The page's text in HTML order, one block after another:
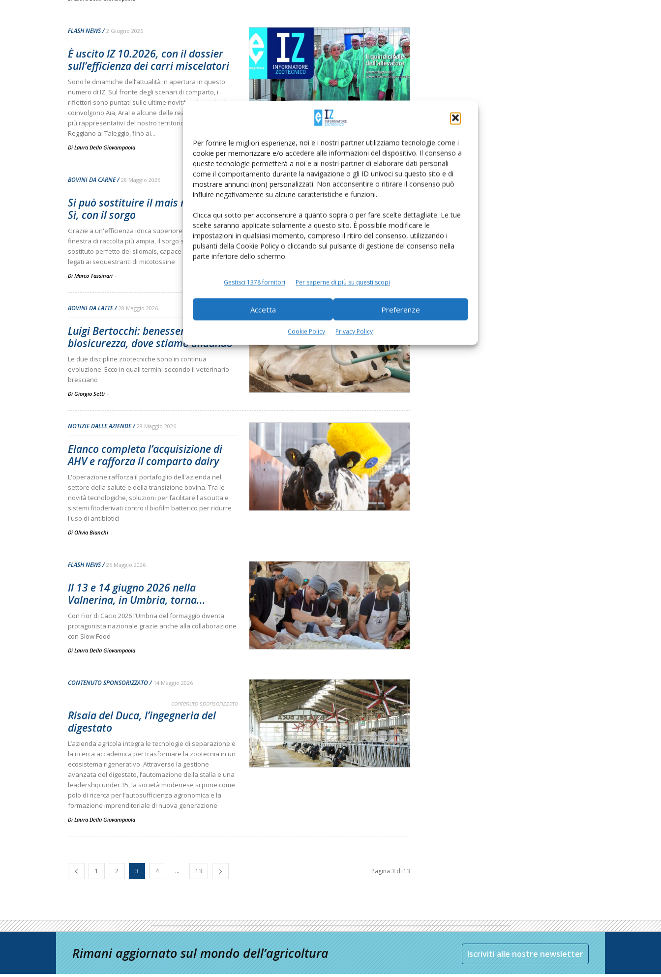
Per fornire le migliori esperienze, noi e i nostri partner utilizziamo tecnologie come i
cookie per memorizzare e/o accedere alle informazioni del dispositivo. Il consenso a
queste tecnologie permetterà a noi e ai nostri partner di elaborare dati personali
come il comportamento durante la navigazione o gli ID univoci su questo sito e di
mostrare annunci (non) personalizzati. Non acconsentire o ritirare il consenso può
influire negativamente su alcune caratteristiche e funzioni.
Clicca qui sotto per acconsentire a quanto sopra o per fare scelte dettagliate. Le tue
scelte saranno applicate solamente a questo sito. È possibile modificare le
impostazioni in qualsiasi momento, compreso il ritiro del consenso, utilizzando i
pulsanti della Cookie Policy o cliccando sul pulsante di gestione del consenso nella
parte inferiore dello schermo.
Gestisci 1378 fornitori Per saperne di più su questi scopi
Accetta Preferenze
Cookie Policy Privacy Policy
FLASH NEWS 2 Giugno 2026
È uscito IZ 10.2026, con il dossier
sull’efficienza dei carri miscelatori
Sono le dinamiche dell’attualità in apertura in questo
numero di IZ. Sul fronte degli scenari di comparto, i
riflettori sono puntati sulle ultime novità e strategie che
coinvolgono Aia, Aral e alcune delle realtà e dei prodotti
più rappresentativi del nostro territorio, dal Parmigiano
Reggiano al Taleggio, fino ai...
Di Laura Della Giovampaola
BOVINI DA CARNE 28 Maggio 2026
Si può sostituire il mais nelle diete?
Sì, con il sorgo
Grazie a un'efficienza idrica superiore del 40% e a una
finestra di raccolta più ampia, il sorgo si dimostra un
sostituto perfetto del silomais, capace di azzerare i costi
legati ai sequestranti di micotossine
Di Marco Tassinari -
BOVINI DA LATTE 28 Maggio 2026
Luigi Bertocchi: benessere e
biosicurezza, dove stiamo andando
Le due discipline zootecniche sono in continua
evoluzione. Ecco in quali termini secondo il veterinario
bresciano
Di Giorgio Setti -
NOTIZIE DALLE AZIENDE 28 Maggio 2026
Elanco completa l’acquisizione di
AHV e rafforza il comparto dairy
L'operazione rafforza il portafoglio dell'azienda nel
settore della salute e della transizione bovina. Tra le
novità tecnologiche, soluzioni per facilitare l'asciutta e
sistemi fitoderivati contro il biofilm batterico per ridurre
l'uso di antibiotici
Di Olivia Bianchi -
FLASH NEWS 25 Maggio 2026
Il 13 e 14 giugno 2026 nella
Valnerina, in Umbria, torna...
Con Fior di Cacio 2026 l’Umbria del formaggio diventa
protagonista nazionale grazie anche alla collaborazione
con Slow Food
Di Laura Della Giovampaola
CONTENUTO SPONSORIZZATO 14 Maggio 2026
contenuto sponsorizzato
Risaia del Duca, l’ingegneria del
digestato
L’azienda agricola integra le tecnologie di separazione e
la ricerca accademica per trasformare la zootecnia in un
ecosistema rigenerativo. Attraverso la gestione
avanzata del digestato, l’automazione della stalla e una
leadership under 35, la società modenese si pone come
polo di ricerca per l’autosufficienza agronomica e la
formazione imprenditoriale di nuova generazione
Di Laura Della Giovampaola
1 2 3 4 ... 13 Pagina 3 di 13
Rimani aggiornato sul mondo dell’agricoltura Iscriviti alle nostre newsletter